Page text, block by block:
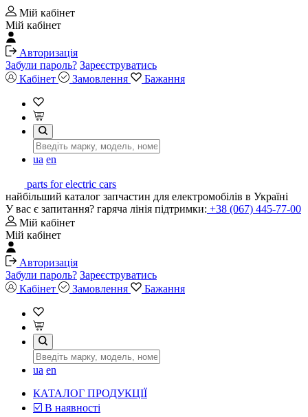
Мій кабінет
Мій кабінет
Авторизація
Забули пароль? Зареєструватись
Кабінет
Замовлення Бажання
ua en
parts for electric cars
найбільший каталог запчастин для електромобілів в Україні
У вас є запитання? гаряча лінія підтримки: +38 (067) 445-77-00
Мій кабінет
Мій кабінет
Авторизація
Забули пароль? Зареєструватись
Кабінет
Замовлення Бажання
ua en
КАТАЛОГ ПРОДУКЦІЇ
☑️ В наявності